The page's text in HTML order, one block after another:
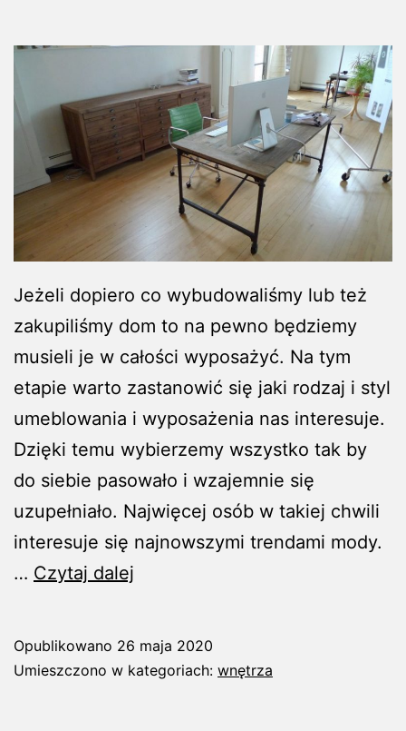
Jeżeli dopiero co wybudowaliśmy lub też
zakupiliśmy dom to na pewno będziemy
musieli je w całości wyposażyć. Na tym
etapie warto zastanowić się jaki rodzaj i styl
umeblowania i wyposażenia nas interesuje.
Dzięki temu wybierzemy wszystko tak by
do siebie pasowało i wzajemnie się
uzupełniało. Najwięcej osób w takiej chwili
interesuje się najnowszymi trendami mody.
… Czytaj dalej
litego
Opublikowano 26 maja 2020
Umieszczono w kategoriach: wnętrza